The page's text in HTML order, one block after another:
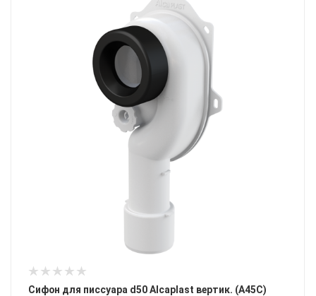
Сифон для писсуара d50 Alcaplast вертик. (A45С)